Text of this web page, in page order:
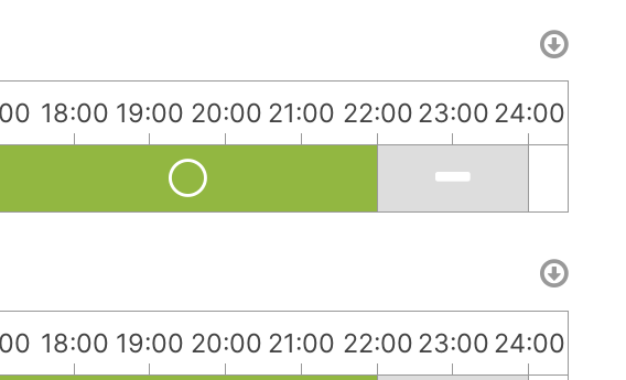
18:00 19:00 20:00 21:00 22:00 23:00 24:00
18:00 19:00 20:00 21:00 22:00 23:00 24:00